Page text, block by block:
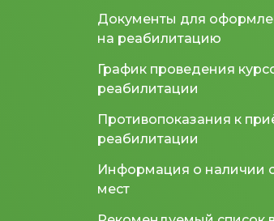
Документы для
на реабилитацию
График проведения
реабилитации
Противопоказания к
реабилитации
Информация о наличии
мест